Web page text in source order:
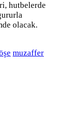
hutbelerde
olacak.
muzaffer